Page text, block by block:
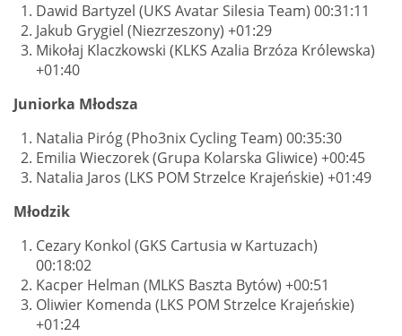
Dawid Bartyzel (UKS Avatar Silesia Team) 00:31:11
Jakub Grygiel (Niezrzeszony) +01:29
Mikołaj Klaczkowski (KLKS Azalia Brzóza Królewska)
+01:40
Juniorka Młodsza
Natalia Piróg (Pho3nix Cycling Team) 00:35:30
Emilia Wieczorek (Grupa Kolarska Gliwice) +00:45
Natalia Jaros (LKS POM Strzelce Krajeńskie) +01:49
Młodzik
Cezary Konkol (GKS Cartusia w Kartuzach)
00:18:02
Kacper Helman (MLKS Baszta Bytów) +00:51
Oliwier Komenda (LKS POM Strzelce Krajeńskie)
+01:24